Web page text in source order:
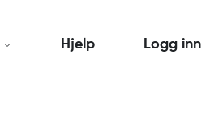
Hjelp Logg inn